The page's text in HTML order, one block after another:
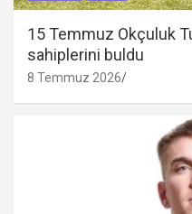
15 Temmuz Okçuluk
sahiplerini buldu
8 Temmuz 2026